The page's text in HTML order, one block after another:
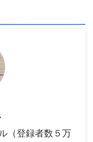
（登録者数５万